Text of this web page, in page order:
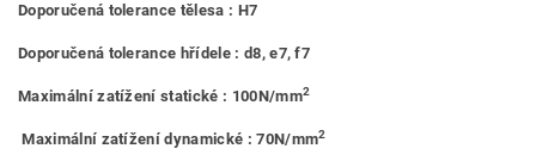
Doporučená tolerance tělesa : H7
Doporučená tolerance hřídele : d8, e7, f7
Maximální zatížení statické : 100N/mm2
Maximální zatížení dynamické : 70N/mm2